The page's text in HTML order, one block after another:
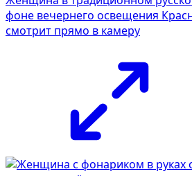
фоне вечернего освещения
смотрит прямо в камеру